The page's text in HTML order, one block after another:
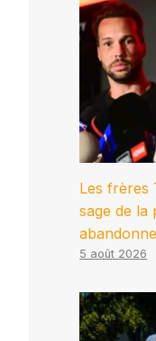
Les frères
sage de la
5 août 2026